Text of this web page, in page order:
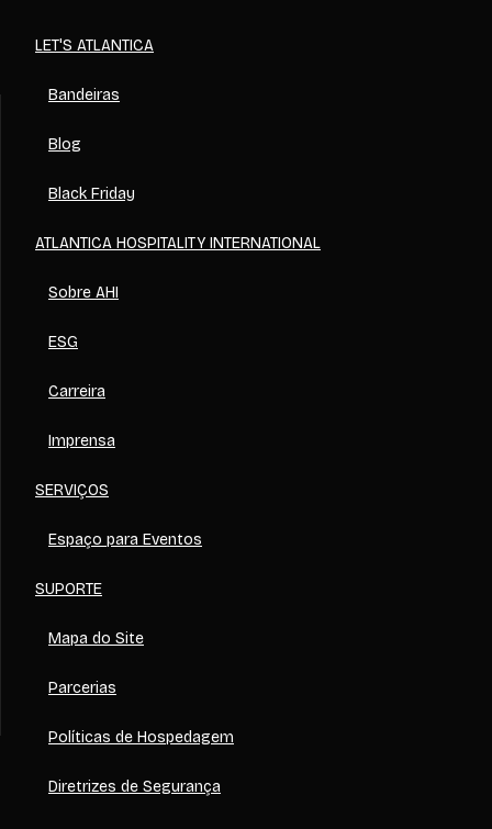
LET'S ATLANTICA
Bandeiras
Blog
Black Friday
ATLANTICA HOSPITALITY INTERNATIONAL
Sobre AHI
ESG
Carreira
Imprensa
SERVIÇOS
Espaço para Eventos
SUPORTE
Mapa do Site
Parcerias
Políticas de Hospedagem
Diretrizes de Segurança